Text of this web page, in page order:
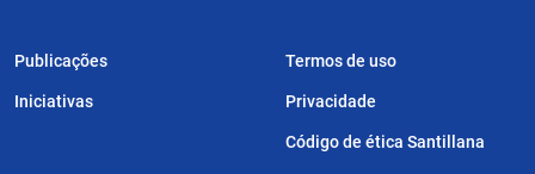
Publicações
Iniciativas
Termos de uso
Privacidade
Código de ética Santillana